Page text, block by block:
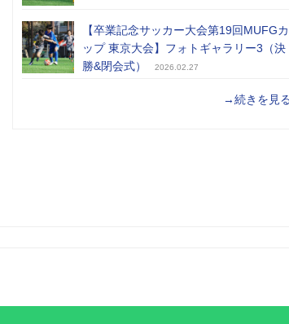
【卒業記念サッカー大会第19回MUFGカ
ップ 東京大会】フォトギャラリー3（決
勝&閉会式）
2026.02.27
→続きを見る